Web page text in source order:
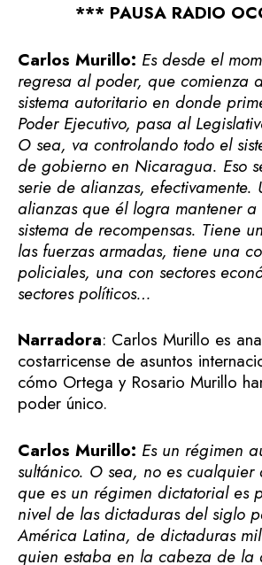
*** PAUSA RADIO
Carlos Murillo: Es desde el
regresa al poder, que comienza
sistema autoritario en donde
Poder Ejecutivo, pasa al
O sea, va controlando todo el
de gobierno en Nicaragua. Eso
serie de alianzas, efectivamente.
alianzas que él logra mantener a
sistema de recompensas. Tiene
las fuerzas armadas, tiene una
policiales, una con sectores
sectores políticos…
Narradora: Carlos Murillo es
costarricense de asuntos
cómo Ortega y Rosario Murillo
poder único.
Carlos Murillo: Es un régimen
sultánico. O sea, no es
que es un régimen dictatorial es
nivel de las dictaduras del siglo
América Latina, de dictaduras
quien estaba en la cabeza de la